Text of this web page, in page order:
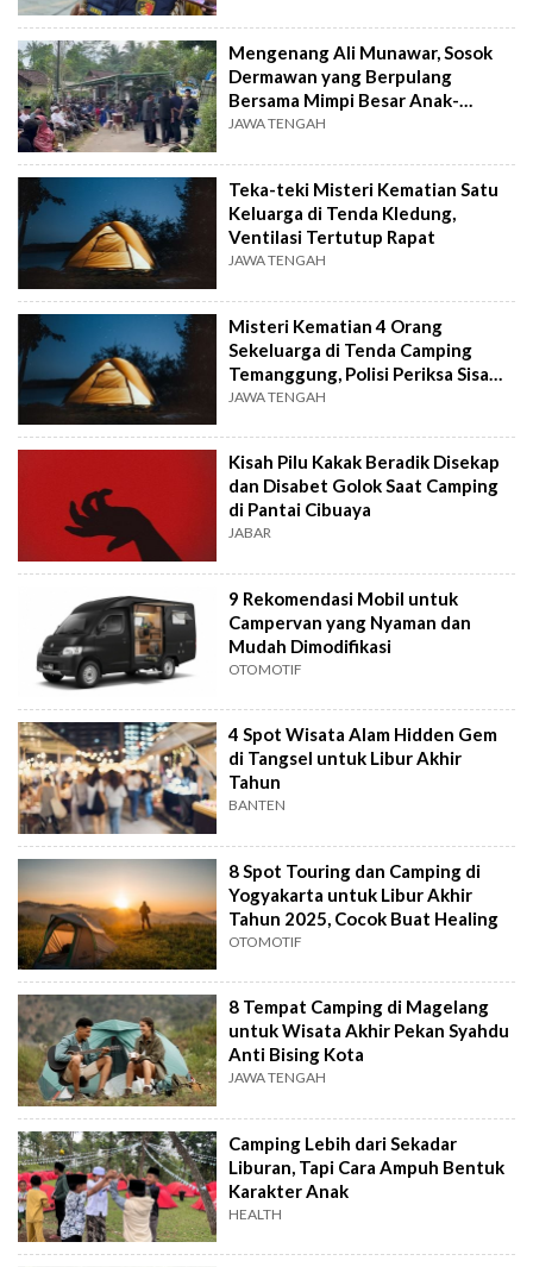
Mengenang Ali Munawar, Sosok
Dermawan yang Berpulang
Bersama Mimpi Besar Anak-
Anaknya
JAWA TENGAH
Teka-teki Misteri Kematian Satu
Keluarga di Tenda Kledung,
Ventilasi Tertutup Rapat
JAWA TENGAH
Misteri Kematian 4 Orang
Sekeluarga di Tenda Camping
Temanggung, Polisi Periksa Sisa
Makanan
JAWA TENGAH
Kisah Pilu Kakak Beradik Disekap
dan Disabet Golok Saat Camping
di Pantai Cibuaya
JABAR
9 Rekomendasi Mobil untuk
Campervan yang Nyaman dan
Mudah Dimodifikasi
OTOMOTIF
4 Spot Wisata Alam Hidden Gem
di Tangsel untuk Libur Akhir
Tahun
BANTEN
8 Spot Touring dan Camping di
Yogyakarta untuk Libur Akhir
Tahun 2025, Cocok Buat Healing
OTOMOTIF
8 Tempat Camping di Magelang
untuk Wisata Akhir Pekan Syahdu
Anti Bising Kota
JAWA TENGAH
Camping Lebih dari Sekadar
Liburan, Tapi Cara Ampuh Bentuk
Karakter Anak
HEALTH